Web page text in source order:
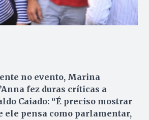
no evento, Marina
fez duras críticas a
Caiado: “É preciso mostrar
ele pensa como parlamentar,